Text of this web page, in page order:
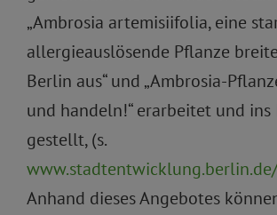
„Ambrosia artemisiifolia, eine
allergieauslösende Pflanze
Berlin aus“ und „Ambrosia-
und handeln!“ erarbeitet und
gestellt, (s.
Anhand dieses Angebotes